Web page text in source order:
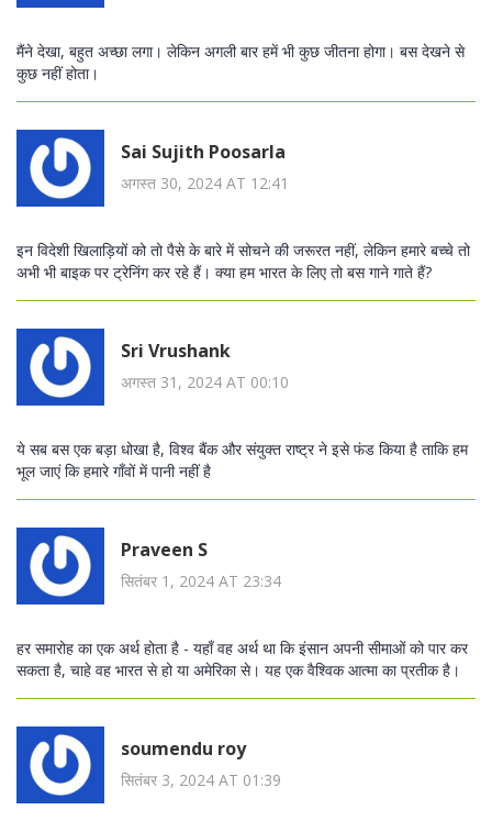
मैंने देखा, बहुत अच्छा लगा। लेकिन अगली बार हमें भी कुछ जीतना होगा। बस देखने से
कुछ नहीं होता।
Sai Sujith Poosarla
अगस्त 30, 2024 AT 12:41
इन विदेशी खिलाड़ियों को तो पैसे के बारे में सोचने की जरूरत नहीं, लेकिन हमारे बच्चे तो
अभी भी बाइक पर ट्रेनिंग कर रहे हैं। क्या हम भारत के लिए तो बस गाने गाते हैं?
Sri Vrushank
अगस्त 31, 2024 AT 00:10
ये सब बस एक बड़ा धोखा है, विश्व बैंक और संयुक्त राष्ट्र ने इसे फंड किया है ताकि हम
भूल जाएं कि हमारे गाँवों में पानी नहीं है
Praveen S
सितंबर 1, 2024 AT 23:34
हर समारोह का एक अर्थ होता है - यहाँ वह अर्थ था कि इंसान अपनी सीमाओं को पार कर
सकता है, चाहे वह भारत से हो या अमेरिका से। यह एक वैश्विक आत्मा का प्रतीक है।
soumendu roy
सितंबर 3, 2024 AT 01:39